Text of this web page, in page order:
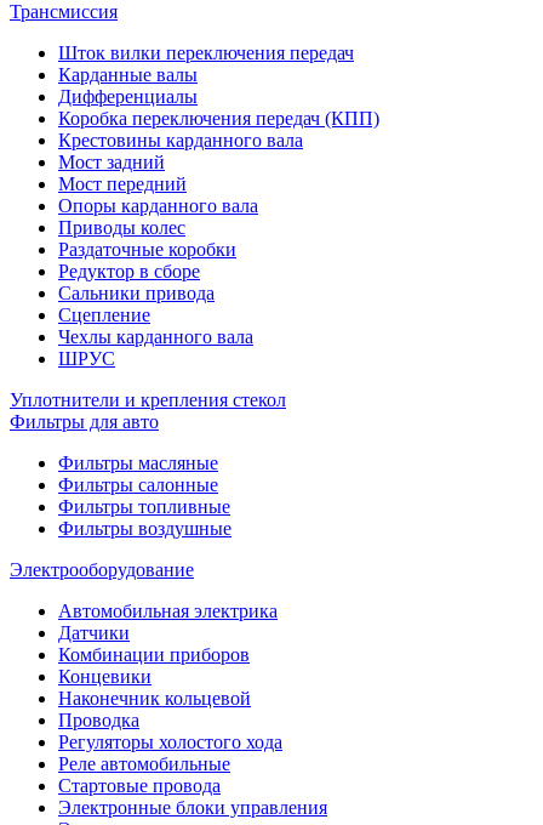
Трансмиссия
Шток вилки переключения передач
Карданные валы
Дифференциалы
Коробка переключения передач (КПП)
Крестовины карданного вала
Мост задний
Мост передний
Опоры карданного вала
Приводы колес
Раздаточные коробки
Редуктор в сборе
Сальники привода
Сцепление
Чехлы карданного вала
ШРУС
Уплотнители и крепления стекол
Фильтры для авто
Фильтры масляные
Фильтры салонные
Фильтры топливные
Фильтры воздушные
Электрооборудование
Автомобильная электрика
Датчики
Комбинации приборов
Концевики
Наконечник кольцевой
Проводка
Регуляторы холостого хода
Реле автомобильные
Стартовые провода
Электронные блоки управления